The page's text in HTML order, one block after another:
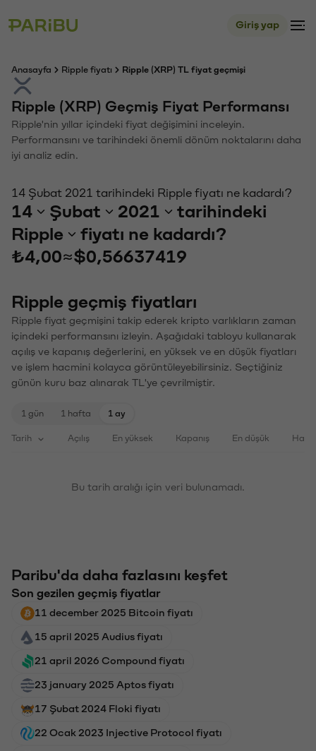
Giriş yap
Anasayfa Ripple fiyatı Ripple (XRP) TL fiyat geçmişi
Ripple (XRP) Geçmiş Fiyat Performansı
Ripple'nin yıllar içindeki fiyat değişimini inceleyin.
Performansını ve tarihindeki önemli dönüm noktalarını daha
iyi analiz edin.
14 Şubat 2021 tarihindeki Ripple fiyatı ne kadardı?
14 Şubat 2021
tarihindeki
Ripple
fiyatı ne kadardı?
₺4,00≈$0,56637419
Ripple geçmiş fiyatları
Ripple fiyat geçmişini takip ederek kripto varlıkların zaman
içindeki performansını izleyin. Aşağıdaki tabloyu kullanarak
açılış ve kapanış değerlerini, en yüksek ve en düşük fiyatları
ve işlem hacmini kolayca görüntüleyebilirsiniz. Seçtiğiniz
günün kuru baz alınarak TL'ye çevrilmiştir.
1 gün 1 hafta 1 ay
Tarih Açılış En yüksek Kapanış En düşük
Bu tarih aralığı için veri bulunamadı.
Paribu'da daha fazlasını keşfet
Son gezilen geçmiş fiyatlar
11 december 2025 Bitcoin fiyatı
15 april 2025 Audius fiyatı
21 april 2026 Compound fiyatı
23 january 2025 Aptos fiyatı
17 Şubat 2024 Floki fiyatı
22 Ocak 2023 Injective Protocol fiyatı